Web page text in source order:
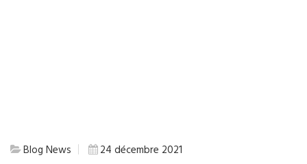
Blog News 24 décembre 2021